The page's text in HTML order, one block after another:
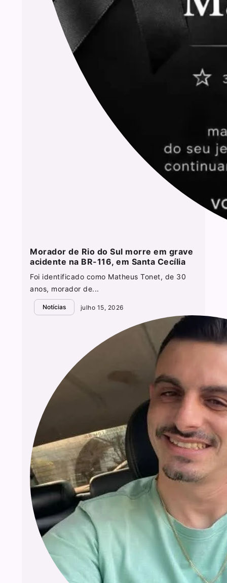
Morador de Rio do Sul morre em grave
acidente na BR-116, em Santa Cecília
Foi identificado como Matheus Tonet, de 30
anos, morador de...
Notícias julho 15, 2026